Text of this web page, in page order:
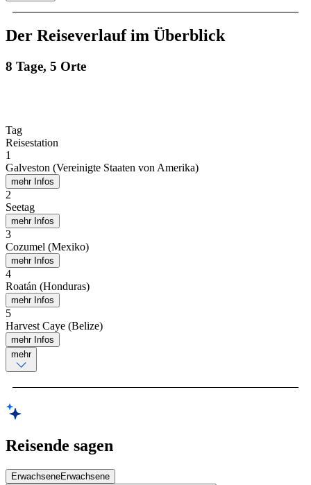
Der Reiseverlauf im Überblick
8 Tage, 5 Orte
Tag
Reisestation
1
Galveston (Vereinigte Staaten von Amerika)
mehr Infos
2
Seetag
mehr Infos
3
Cozumel (Mexiko)
mehr Infos
4
Roatán (Honduras)
mehr Infos
5
Harvest Caye (Belize)
mehr Infos
mehr
Reisende sagen
ErwachseneErwachsene